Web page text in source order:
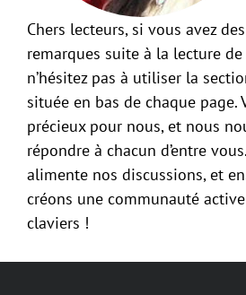
Chers lecteurs, si vous avez
remarques suite à la lecture
n’hésitez pas à utiliser la
située en bas de chaque page.
précieux pour nous, et nous
répondre à chacun d’entre
alimente nos discussions, et
créons une communauté
claviers !